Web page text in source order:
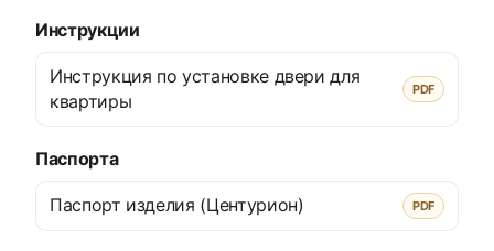
Инструкции
Инструкция по установке двери для
квартиры
PDF
Паспорта
Паспорт изделия (Центурион) PDF